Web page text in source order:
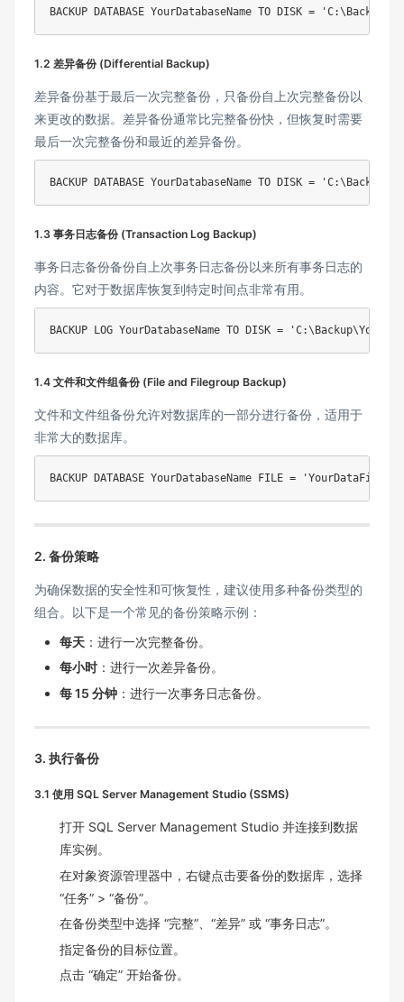
BACKUP DATABASE YourDatabaseName TO DISK =
1.2 差异备份 (Differential Backup)
差异备份基于最后一次完整备份，只备份自上次完整备份以
来更改的数据。差异备份通常比完整备份快，但恢复时需要
最后一次完整备份和最近的差异备份。
BACKUP DATABASE YourDatabaseName TO DISK =
1.3 事务日志备份 (Transaction Log Backup)
事务日志备份备份自上次事务日志备份以来所有事务日志的
内容。它对于数据库恢复到特定时间点非常有用。
BACKUP LOG YourDatabaseName TO DISK =
1.4 文件和文件组备份 (File and Filegroup Backup)
文件和文件组备份允许对数据库的一部分进行备份，适用于
非常大的数据库。
BACKUP DATABASE YourDatabaseName FILE = 'YourDataFile'
2. 备份策略
为确保数据的安全性和可恢复性，建议使用多种备份类型的
组合。以下是一个常见的备份策略示例：
每天 ：进行一次完整备份。
每小时 ：进行一次差异备份。
每 15 分钟 ：进行一次事务日志备份。
3. 执行备份
3.1 使用 SQL Server Management Studio (SSMS)
打开 SQL Server Management Studio 并连接到数据
库实例。
在对象资源管理器中，右键点击要备份的数据库，选择
“任务” > “备份”。
在备份类型中选择 “完整”、“差异” 或 “事务日志”。
指定备份的目标位置。
点击 “确定” 开始备份。